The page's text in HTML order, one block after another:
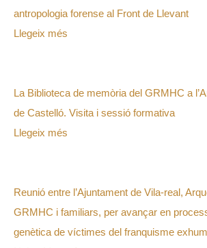
antropologia forense al Front de Llevant
Llegeix més
La Biblioteca de memòria del GRMHC a
de Castelló. Visita i sessió formativa
Llegeix més
Reunió entre l’Ajuntament de Vila-real,
GRMHC i familiars, per avançar en
genètica de víctimes del franquisme